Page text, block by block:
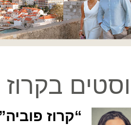
בקרוז
“קרוז